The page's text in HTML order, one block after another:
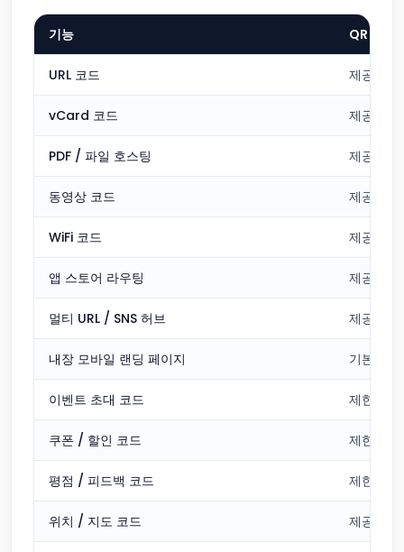
기능 QR Cake
URL 코드 제공
vCard 코드 제공
PDF / 파일 호스팅 제공
동영상 코드 제공
WiFi 코드 제공
앱 스토어 라우팅 제공
멀티 URL / SNS 허브 제공
내장 모바일 랜딩 페이지 기본
이벤트 초대 코드 제한적
쿠폰 / 할인 코드 제한적
평점 / 피드백 코드 제한적
위치 / 지도 코드 제공